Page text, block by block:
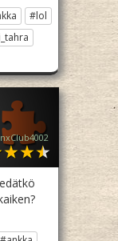
#lol